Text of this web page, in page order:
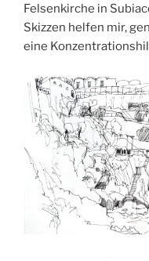
Felsenkirche in
Skizzen helfen mir,
eine